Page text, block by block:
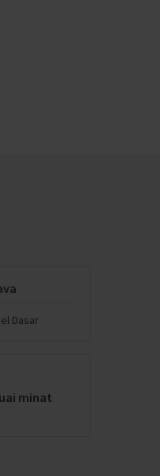
Dasar
minat